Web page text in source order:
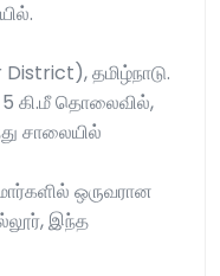
தமிழ்நாடு.
5 கி.மீ தொலைவில்,
சாலையில்
ஒருவரான
இந்த